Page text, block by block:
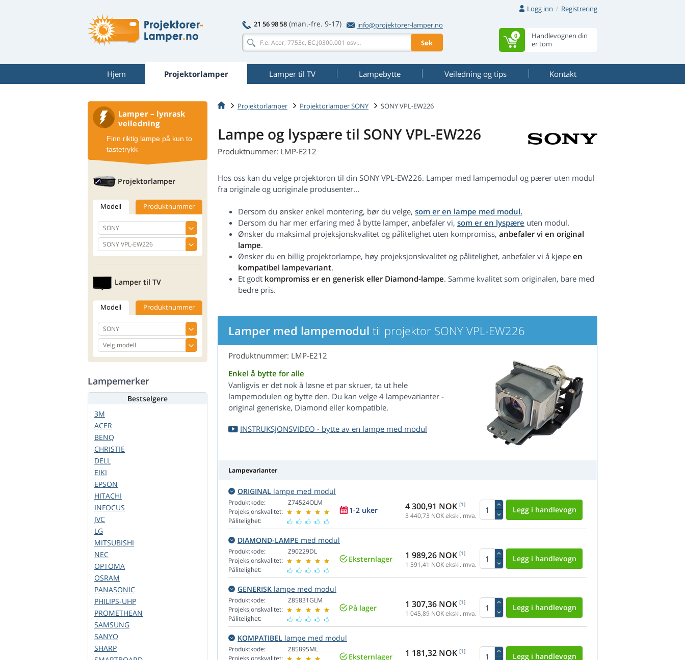
Logg inn
Registrering
21 56 98 58 (man.-fre. 9-17)
info@projektorer-lamper.no
Søk
Handlevognen din
er tom
0
Hjem Projektorlamper Lamper til TV Lampebytte Veiledning og tips Kontakt
Projektorlamper Projektorlamper SONY SONY VPL-EW226
Lampe og lyspære til SONY VPL-EW226
Produktnummer: LMP-E212
Hos oss kan du velge projektoron til din SONY VPL-EW226. Lamper med lampemodul og pærer uten modul
fra originale og uoriginale produsenter...
Dersom du ønsker enkel montering, bør du velge, som er en lampe med modul.
Dersom du har mer erfaring med å bytte lamper, anbefaler vi, som er en lyspære uten modul.
Ønsker du maksimal projeksjonskvalitet og pålitelighet uten kompromiss, anbefaler vi en original
lampe.
Ønsker du en billig projektorlampe, høy projeksjonskvalitet og pålitelighet, anbefaler vi å kjøpe en
kompatibel lampevariant.
Et godt kompromiss er en generisk eller Diamond-lampe. Samme kvalitet som originalen, bare med
bedre pris.
Lamper med lampemodul til projektor SONY VPL-EW226
Produktnummer: LMP-E212
Enkel å bytte for alle
Vanligvis er det nok å løsne et par skruer, ta ut hele
lampemodulen og bytte den. Du kan velge 4 lampevarianter -
original generiske, Diamond eller kompatible.
INSTRUKSJONSVIDEO - bytte av en lampe med modul
Lampevarianter
ORIGINAL lampe med modul
Produktkode:
Projeksjonskvalitet:
Pålitelighet:
Z74524OLM
1-2 uker 4 300,91 NOK [1]
3 440,73 NOK ekskl. mva.
DIAMOND-LAMPE med modul
Produktkode:
Projeksjonskvalitet:
Pålitelighet:
Z90229DL
Eksternlager 1 989,26 NOK [1]
1 591,41 NOK ekskl. mva.
GENERISK lampe med modul
Produktkode:
Projeksjonskvalitet:
Pålitelighet:
Z85831GLM
På lager 1 307,36 NOK [1]
1 045,89 NOK ekskl. mva.
KOMPATIBEL lampe med modul
Produktkode:
Projeksjonskvalitet:
Z85895ML
Eksternlager 1 181,32 NOK [1]
Lamper – lynrask
veiledning
Finn riktig lampe på kun to
tastetrykk
Projektorlamper
Modell Produktnummer
Lamper til TV
Modell Produktnummer
Lampemerker
Bestselgere
3M
ACER
BENQ
CHRISTIE
DELL
EIKI
EPSON
HITACHI
INFOCUS
JVC
LG
MITSUBISHI
NEC
OPTOMA
OSRAM
PANASONIC
PHILIPS-UHP
PROMETHEAN
SAMSUNG
SANYO
SHARP